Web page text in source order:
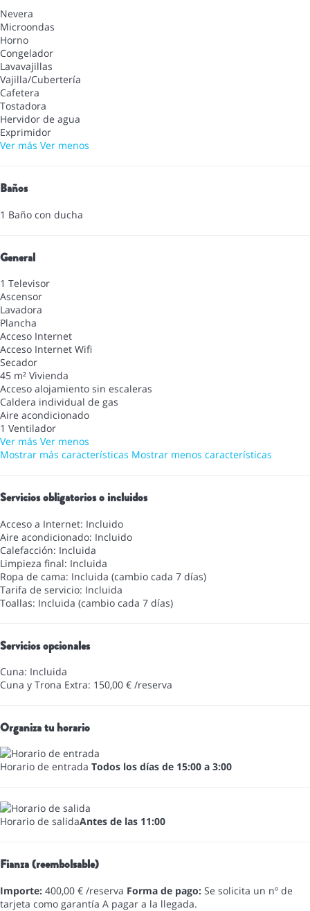
Nevera
Microondas
Horno
Congelador
Lavavajillas
Vajilla/Cubertería
Cafetera
Tostadora
Hervidor de agua
Exprimidor
Ver más Ver menos
Baños
1 Baño con ducha
General
1 Televisor
Ascensor
Lavadora
Plancha
Acceso Internet
Acceso Internet Wifi
Secador
45 m² Vivienda
Acceso alojamiento sin escaleras
Caldera individual de gas
Aire acondicionado
1 Ventilador
Ver más Ver menos
Mostrar más características Mostrar menos características
Servicios obligatorios o incluidos
Acceso a Internet: Incluido
Aire acondicionado: Incluido
Calefacción: Incluida
Limpieza final: Incluida
Ropa de cama: Incluida (cambio cada 7 días)
Tarifa de servicio: Incluida
Toallas: Incluida (cambio cada 7 días)
Servicios opcionales
Cuna: Incluida
Cuna y Trona Extra: 150,00 € /reserva
Organiza tu horario
Horario de entrada Todos los días de 15:00 a 3:00
Horario de salidaAntes de las 11:00
Fianza (reembolsable)
Importe: 400,00 € /reserva Forma de pago: Se solicita un nº de
tarjeta como garantía A pagar a la llegada.